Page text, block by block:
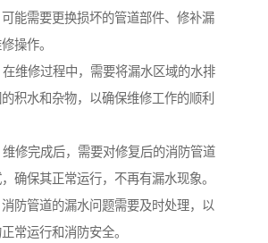
能需要更换损坏的管道部件、修补漏
操作。
维修过程中，需要将漏水区域的水排
积水和杂物，以确保维修工作的顺利
修完成后，需要对修复后的消防管道
确保其正常运行，不再有漏水现象。
防管道的漏水问题需要及时处理，以
常运行和消防安全。